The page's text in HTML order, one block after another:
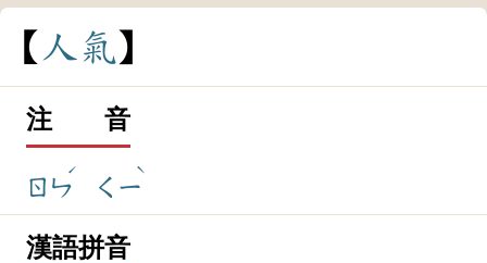
人 氣
注 音
ㄖㄣ
ˊ
ㄑㄧ
ˋ
漢語拼音